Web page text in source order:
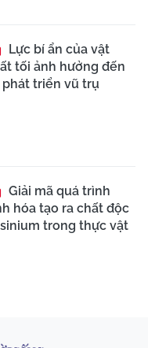
Lực bí ẩn của vật
tối ảnh hưởng đến
phát triển vũ trụ
Giải mã quá trình
hóa tạo ra chất độc
trong thực vật